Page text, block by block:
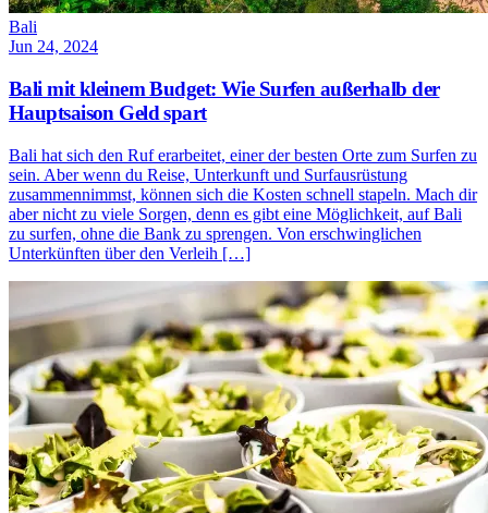
Bali
Jun 24, 2024
Bali mit kleinem Budget: Wie Surfen außerhalb der
Hauptsaison Geld spart
Bali hat sich den Ruf erarbeitet, einer der besten Orte zum Surfen zu
sein. Aber wenn du Reise, Unterkunft und Surfausrüstung
zusammennimmst, können sich die Kosten schnell stapeln. Mach dir
aber nicht zu viele Sorgen, denn es gibt eine Möglichkeit, auf Bali
zu surfen, ohne die Bank zu sprengen. Von erschwinglichen
Unterkünften über den Verleih […]